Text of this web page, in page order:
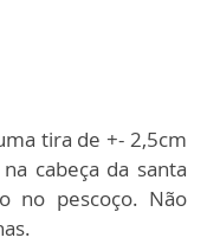
tira de +- 2,5cm
cabeça da santa
no pescoço. Não